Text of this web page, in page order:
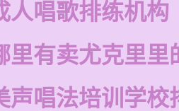
人唱歌排练机构
里有卖尤克里里
声唱法培训学校